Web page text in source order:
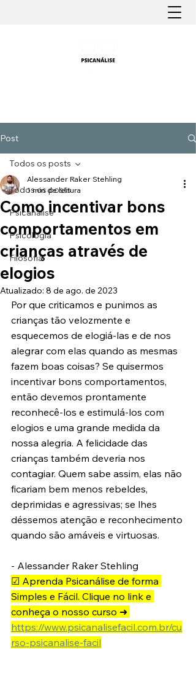
Post
Todos os posts
Psicanálise
Psicologia
Filosofia
Todos os posts
Como incentivar bons
comportamentos em
crianças através de
elogios
Alessander Raker Stehling
1 min de leitura
Atualizado: 8 de ago. de 2023
Por que criticamos e punimos as
crianças tão velozmente e
esquecemos de elogiá-las e de nos
alegrar com elas quando as mesmas
fazem boas coisas? Se quisermos
incentivar bons comportamentos,
então devemos prontamente
reconhecê-los e estimulá-los com
elogios e uma grande medida da
nossa alegria. A felicidade das
crianças também deveria nos
contagiar. Quem sabe assim, elas não
ficariam bem menos rebeldes,
deprimidas e agressivas; se lhes
déssemos atenção e reconhecimento
quando são amáveis e virtuosas.
- Alessander Raker Stehling
☑ Aprenda Psicanálise de forma
Simples e Fácil. Clique no link e
conheça o nosso curso ➜
https://www.psicanalisefacil.com.br/cu
rso-psicanalise-facil